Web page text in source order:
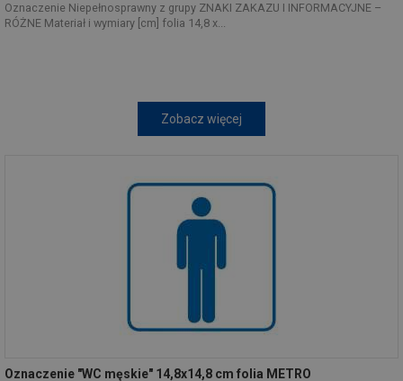
Oznaczenie Niepełnosprawny z grupy ZNAKI ZAKAZU I INFORMACYJNE –
RÓŻNE Materiał i wymiary [cm] folia 14,8 x...
Zobacz więcej
Oznaczenie "WC męskie" 14,8x14,8 cm folia METRO